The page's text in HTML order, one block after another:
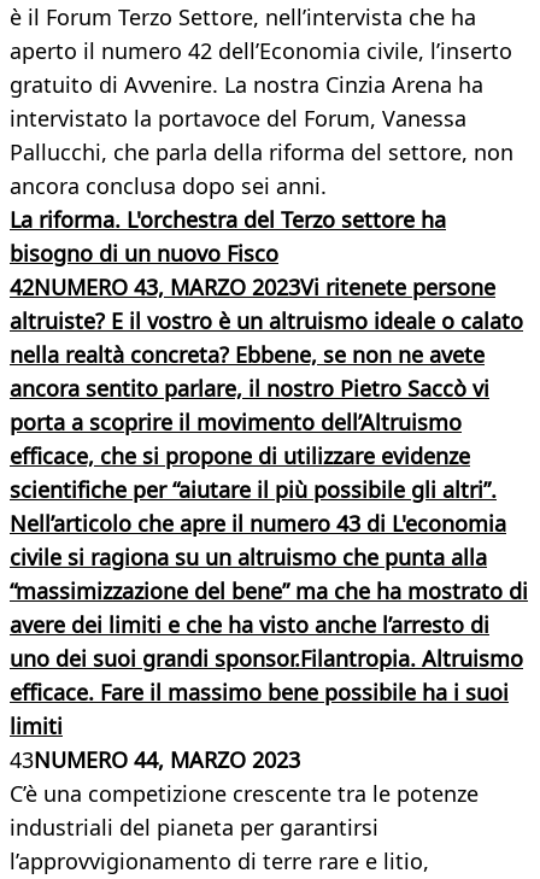
è il Forum Terzo Settore, nell’intervista che ha
aperto il numero 42 dell’Economia civile, l’inserto
gratuito di Avvenire. La nostra Cinzia Arena ha
intervistato la portavoce del Forum, Vanessa
Pallucchi, che parla della riforma del settore, non
ancora conclusa dopo sei anni.
La riforma. L'orchestra del Terzo settore ha
bisogno di un nuovo Fisco
42NUMERO 43, MARZO 2023Vi ritenete persone
altruiste? E il vostro è un altruismo ideale o calato
nella realtà concreta? Ebbene, se non ne avete
ancora sentito parlare, il nostro Pietro Saccò vi
porta a scoprire il movimento dell’Altruismo
efficace, che si propone di utilizzare evidenze
scientifiche per “aiutare il più possibile gli altri”.
Nell’articolo che apre il numero 43 di L'economia
civile si ragiona su un altruismo che punta alla
“massimizzazione del bene” ma che ha mostrato di
avere dei limiti e che ha visto anche l’arresto di
uno dei suoi grandi sponsor.Filantropia. Altruismo
efficace. Fare il massimo bene possibile ha i suoi
limiti
43NUMERO 44, MARZO 2023
C’è una competizione crescente tra le potenze
industriali del pianeta per garantirsi
l’approvvigionamento di terre rare e litio,